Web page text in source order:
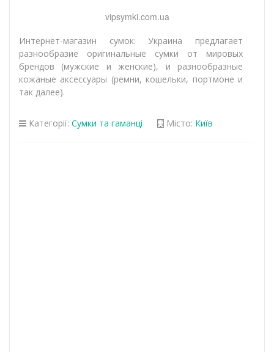
vipsymki.com.ua
Интернет-магазин сумок: Украина предлагает
разнообразие оригинальные сумки от мировых
брендов (мужские и женские), и разнообразные
кожаные аксессуары (ремни, кошельки, портмоне и
так далее).
Категорії: Сумки та гаманці Місто: Київ